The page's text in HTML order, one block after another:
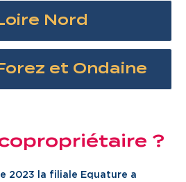
Nord
et Ondaine
?
2023 la filiale Equature a